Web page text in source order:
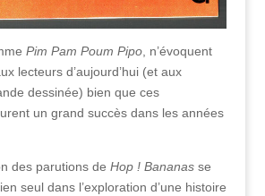
Pim Pam Poum Pipo, n’évoquent
lecteurs d’aujourd’hui (et aux
dessinée) bien que ces
un grand succès dans les années
des parutions de Hop ! Bananasse
seul dans l’exploration d’une histoire